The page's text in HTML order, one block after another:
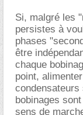
Si, malgré les
persistes à
phases
être
chaque
point,
condensateurs
bobinages
sens de